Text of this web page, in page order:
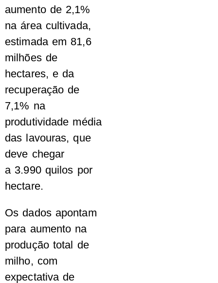
aumento de 2,1%
na área cultivada,
estimada em 81,6
milhões de
hectares, e da
recuperação de
7,1% na
produtividade média
das lavouras, que
deve chegar
a 3.990 quilos por
hectare.
Os dados apontam
para aumento na
produção total de
milho, com
expectativa de